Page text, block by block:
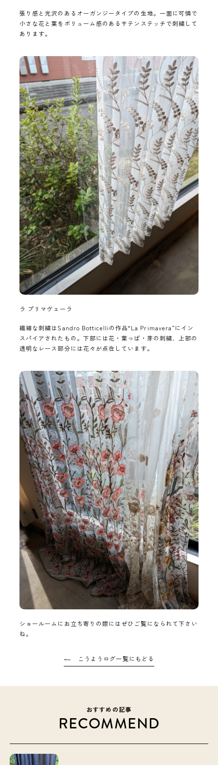
張り感と光沢のあるオーガンジータイプの生地。一面に可憐で
小さな花と葉をボリューム感のあるサテンステッチで刺繍して
あります。
ラ プリマヴェーラ
繊細な刺繍はSandro Botticelliの作品“La Primavera”にイン
スパイアされたもの。下部には花・葉っぱ・芽の刺繍、上部の
透明なレース部分には花々が点在しています。
ショールームにお立ち寄りの際にはぜひご覧になられて下さい
ね。
こうようログ一覧にもどる
おすすめの記事
RECOMMEND